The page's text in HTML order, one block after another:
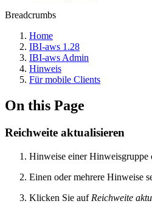
Breadcrumbs
Home
IBI-aws 1.28
IBI-aws Admin
Hinweis
Für mobile Clients
On this Page
Reichweite aktualisieren
Hinweise einer Hinweisgruppe
Einen oder mehrere Hinweise
Klicken Sie auf Reichweite